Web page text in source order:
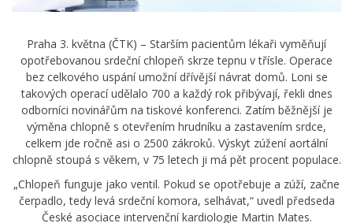
Praha 3. května (ČTK) – Starším pacientům lékaři vyměňují
opotřebovanou srdeční chlopeň skrze tepnu v třísle. Operace
bez celkového uspání umožní dřívější návrat domů. Loni se
takových operací udělalo 700 a každý rok přibývají, řekli dnes
odborníci novinářům na tiskové konferenci. Zatím běžnější je
výměna chlopně s otevřením hrudníku a zastavením srdce,
celkem jde ročně asi o 2500 zákroků. Výskyt zúžení aortální
chlopně stoupá s věkem, v 75 letech ji má pět procent populace.
„Chlopeň funguje jako ventil. Pokud se opotřebuje a zúží, začne
čerpadlo, tedy levá srdeční komora, selhávat,“ uvedl předseda
České asociace intervenční kardiologie Martin Mates.